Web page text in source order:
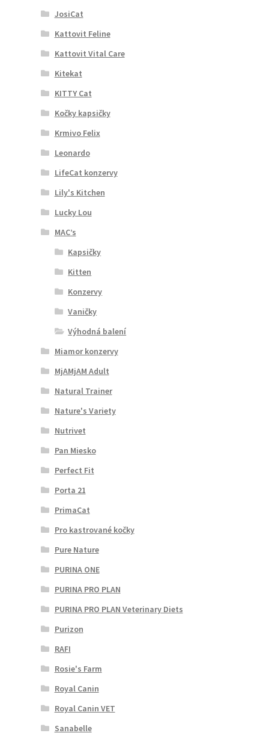
JosiCat
Kattovit Feline
Kattovit Vital Care
Kitekat
KITTY Cat
Kočky kapsičky
Krmivo Felix
Leonardo
LifeCat konzervy
Lily's Kitchen
Lucky Lou
MAC’s
Kapsičky
Kitten
Konzervy
Vaničky
Výhodná balení
Miamor konzervy
MjAMjAM Adult
Natural Trainer
Nature's Variety
Nutrivet
Pan Miesko
Perfect Fit
Porta 21
PrimaCat
Pro kastrované kočky
Pure Nature
PURINA ONE
PURINA PRO PLAN
PURINA PRO PLAN Veterinary Diets
Purizon
RAFI
Rosie's Farm
Royal Canin
Royal Canin VET
Sanabelle